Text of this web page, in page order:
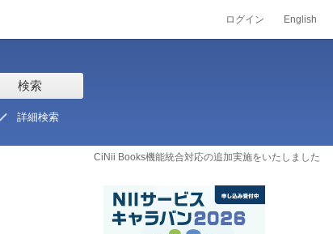
ログイン English
検索
詳細検索
CiNii Books機能統合対応の追加実施をいたしました